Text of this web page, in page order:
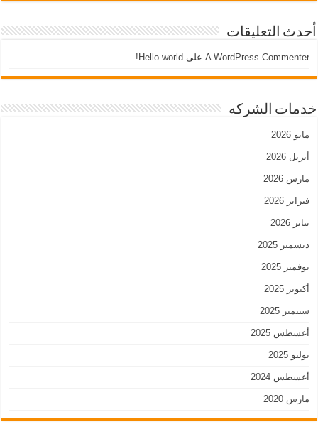
أحدث التعليقات
A WordPress Commenter على Hello world!
خدمات الشركه
مايو 2026
أبريل 2026
مارس 2026
فبراير 2026
يناير 2026
ديسمبر 2025
نوفمبر 2025
أكتوبر 2025
سبتمبر 2025
أغسطس 2025
يوليو 2025
أغسطس 2024
مارس 2020